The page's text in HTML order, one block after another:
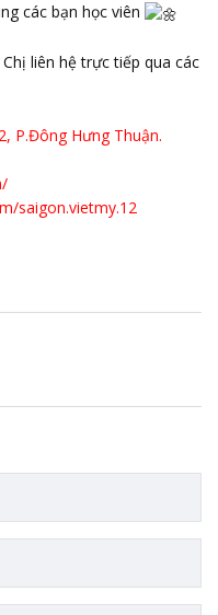
các bạn học viên
liên hệ trực tiếp qua các
P.Đông Hưng Thuận.
saigon.vietmy.12